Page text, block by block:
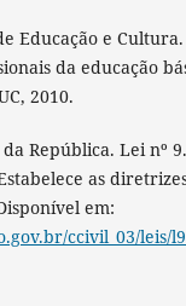
Educação e
da educação
2010.
República. Lei nº
as
em:
ccivil_03/leis/